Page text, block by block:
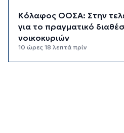
Κόλαφος ΟΟΣΑ: Στην
για το πραγματικό
νοικοκυριών
10 ώρες 18 λεπτά πρίν